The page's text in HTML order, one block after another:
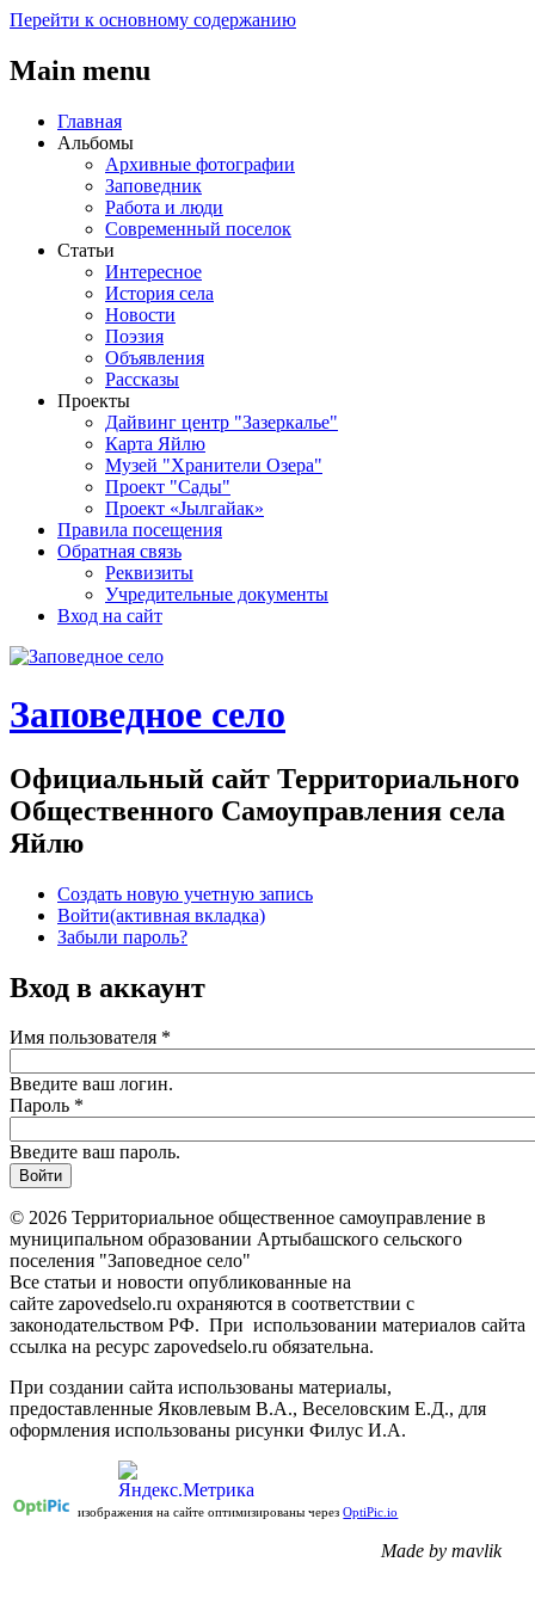
Перейти к основному содержанию
Main menu
Главная
Альбомы
Архивные фотографии
Заповедник
Работа и люди
Современный поселок
Статьи
Интересное
История села
Новости
Поэзия
Объявления
Рассказы
Проекты
Дайвинг центр "Зазеркалье"
Карта Яйлю
Музей "Хранители Озера"
Проект "Сады"
Проект «Jылгайак»
Правила посещения
Обратная связь
Реквизиты
Учредительные документы
Вход на сайт
Заповедное село
Официальный сайт Территориального
Общественного Самоуправления села
Яйлю
Создать новую учетную запись
Войти(активная вкладка)
Забыли пароль?
Вход в аккаунт
Имя пользователя *
Введите ваш логин.
Пароль *
Введите ваш пароль.
© 2026 Территориальное общественное самоуправление в
муниципальном образовании Артыбашского сельского
поселения "Заповедное село"
Все статьи и новости опубликованные на
сайте zapovedselo.ru охраняются в соответствии с
законодательством РФ. При использовании материалов сайта
ссылка на ресурс zapovedselo.ru обязательна.
При создании сайта использованы материалы,
предоставленные Яковлевым В.А., Веселовским Е.Д., для
оформления использованы рисунки Филус И.А.
изображения на сайте оптимизированы черезOptiPic.io
Made by mavlik